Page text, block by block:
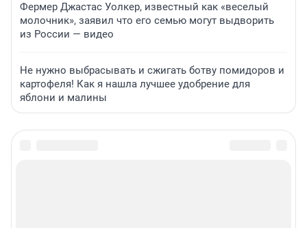
Фермер Джастас Уолкер, известный как «веселый
молочник», заявил что его семью могут выдворить
из России — видео
Не нужно выбрасывать и сжигать ботву помидоров и
картофеля! Как я нашла лучшее удобрение для
яблони и малины